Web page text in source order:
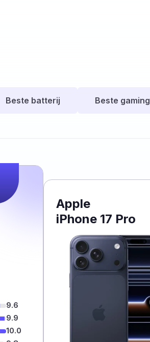
Beste batterij Beste gaming
9.6
9.9
10.0
Apple
iPhone 17 Pro